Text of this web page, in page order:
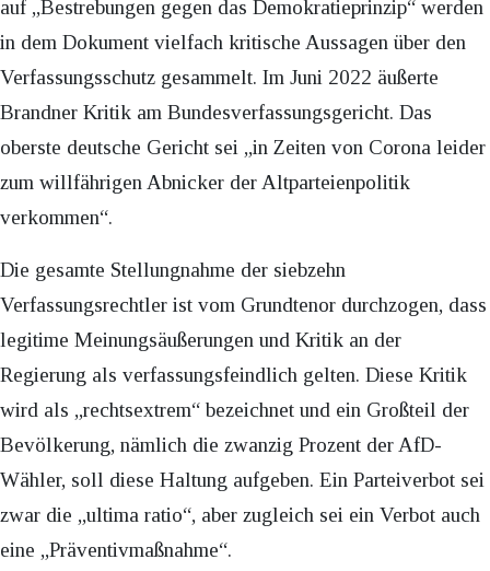
auf „Bestrebungen gegen das Demokratieprinzip“ werden
in dem Dokument vielfach kritische Aussagen über den
Verfassungsschutz gesammelt. Im Juni 2022 äußerte
Brandner Kritik am Bundesverfassungsgericht. Das
oberste deutsche Gericht sei „in Zeiten von Corona leider
zum willfährigen Abnicker der Altparteienpolitik
verkommen“.
Die gesamte Stellungnahme der siebzehn
Verfassungsrechtler ist vom Grundtenor durchzogen, dass
legitime Meinungsäußerungen und Kritik an der
Regierung als verfassungsfeindlich gelten. Diese Kritik
wird als „rechtsextrem“ bezeichnet und ein Großteil der
Bevölkerung, nämlich die zwanzig Prozent der AfD-
Wähler, soll diese Haltung aufgeben. Ein Parteiverbot sei
zwar die „ultima ratio“, aber zugleich sei ein Verbot auch
eine „Präventivmaßnahme“.